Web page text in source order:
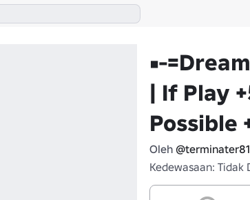
•-
| If Play
Possible
Oleh
Kedewasaan: Tidak